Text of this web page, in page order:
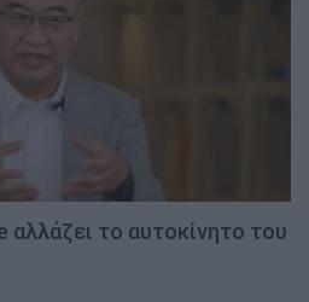
το αυτοκίνητο του